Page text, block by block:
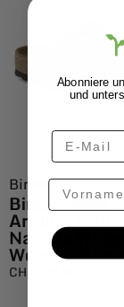
Birkenstock
Birkenstock
Arizona
Naturleder
Weichbettung
CHF
Abonniere
und
Vorname